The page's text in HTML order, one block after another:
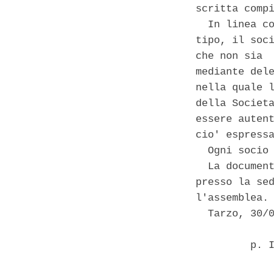
scritta
In linea
tipo, il
che non sia
mediante
nella quale
della
essere
cio'
Ogni socio
La
presso la
l'assemblea.
Tarzo, 30/
p.